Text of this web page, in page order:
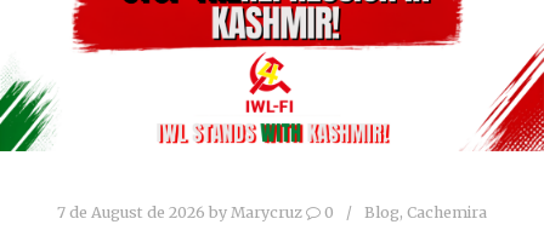
7 de August de 2026 by Marycruz 0 Blog, Cachemira